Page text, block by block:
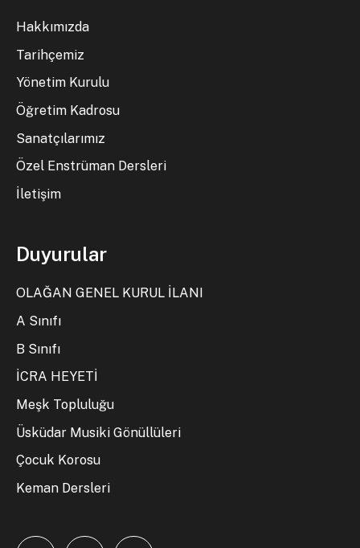
Hakkımızda
Tarihçemiz
Yönetim Kurulu
Öğretim Kadrosu
Sanatçılarımız
Özel Enstrüman Dersleri
İletişim
Duyurular
OLAĞAN GENEL KURUL İLANI
A Sınıfı
B Sınıfı
İCRA HEYETİ
Meşk Topluluğu
Üsküdar Musiki Gönüllüleri
Çocuk Korosu
Keman Dersleri